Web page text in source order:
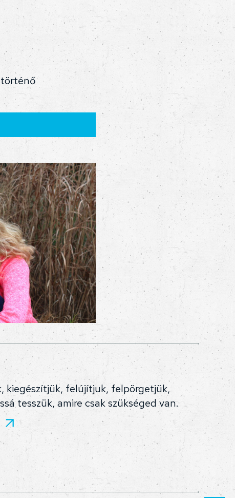
kiegészítjük, felújítjuk, felpörgetjük,
tesszük, amire csak szükséged van.